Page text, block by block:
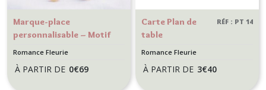
Marque-place
personnalisable – Motif
floral – Décoration de
poétique
Romance Fleurie
À PARTIR DE 0€69
Carte Plan de
table
personnalisée -
anniversaire
RÉF : PT 14
Romance Fleurie
À PARTIR DE 3€40